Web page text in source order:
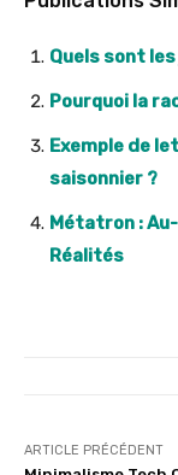
Quels sont
Pourquoi la
Exemple de
saisonnier ?
Métatron :
Réalités
ARTICLE PRÉCÉDENT